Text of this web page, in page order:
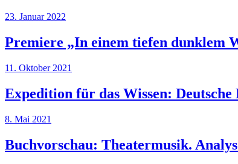
23. Januar 2022
Premiere „In einem tiefen dunklem
11. Oktober 2021
Expedition für das Wissen:
8. Mai 2021
Buchvorschau: Theatermusik.